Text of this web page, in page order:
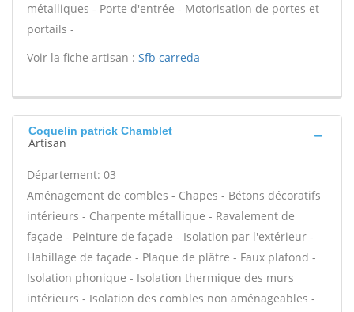
métalliques - Porte d'entrée - Motorisation de portes et
portails -
Voir la fiche artisan : Sfb carreda
Coquelin patrick Chamblet
Artisan
Département: 03
Aménagement de combles - Chapes - Bétons décoratifs
intérieurs - Charpente métallique - Ravalement de
façade - Peinture de façade - Isolation par l'extérieur -
Habillage de façade - Plaque de plâtre - Faux plafond -
Isolation phonique - Isolation thermique des murs
intérieurs - Isolation des combles non aménageables -